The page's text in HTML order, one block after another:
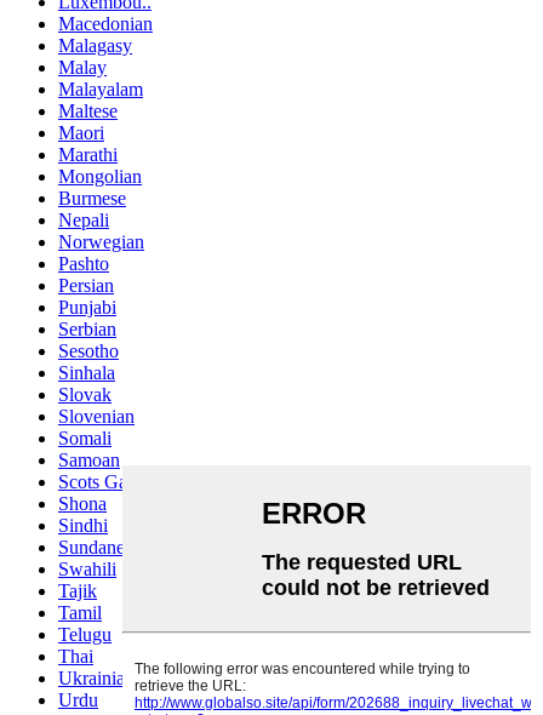
Macedonian
Malagasy
Malay
Malayalam
Maltese
Maori
Marathi
Mongolian
Burmese
Nepali
Norwegian
Pashto
Persian
Punjabi
Serbian
Sesotho
Sinhala
Slovak
Slovenian
Somali
Samoan
Scots Gaelic
Shona
Sindhi
Sundanese
Swahili
Tajik
Tamil
Telugu
Thai
Ukrainian
Urdu